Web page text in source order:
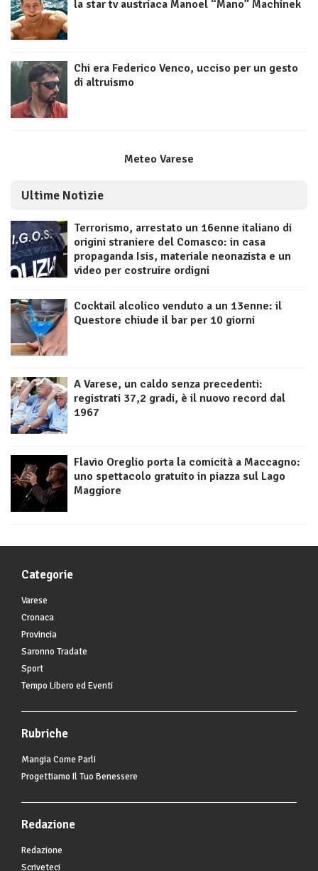
la star tv austriaca Manoel “Mano” Machinek
Chi era Federico Venco, ucciso per un gesto
di altruismo
Meteo Varese
Ultime Notizie
Terrorismo, arrestato un 16enne italiano di
origini straniere del Comasco: in casa
propaganda Isis, materiale neonazista e un
video per costruire ordigni
Cocktail alcolico venduto a un 13enne: il
Questore chiude il bar per 10 giorni
A Varese, un caldo senza precedenti:
registrati 37,2 gradi, è il nuovo record dal
1967
Flavio Oreglio porta la comicità a Maccagno:
uno spettacolo gratuito in piazza sul Lago
Maggiore
Categorie
Varese
Cronaca
Provincia
Saronno Tradate
Sport
Tempo Libero ed Eventi
Rubriche
Mangia Come Parli
Progettiamo Il Tuo Benessere
Redazione
Redazione
Scriveteci